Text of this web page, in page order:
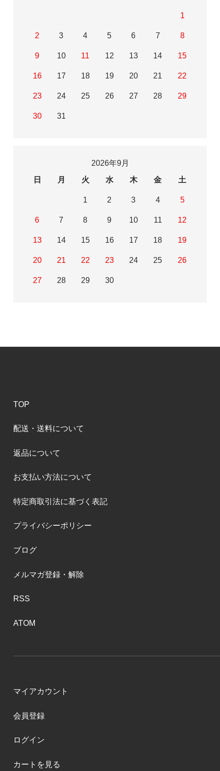
1
2 3 4 5 6 7 8
9 10 11 12 13 14 15
16 17 18 19 20 21 22
23 24 25 26 27 28 29
30 31
2026年9月
日
月 火 水 木 金 土
1 2 3 4 5
6 7 8 9 10 11 12
13 14 15 16 17 18 19
20 21 22 23 24 25 26
27 28 29 30
TOP
配送・送料について
返品について
お支払い方法について
特定商取引法に基づく表記
プライバシーポリシー
ブログ
メルマガ登録・解除
RSS
ATOM
マイアカウント
会員登録
ログイン
カートを見る